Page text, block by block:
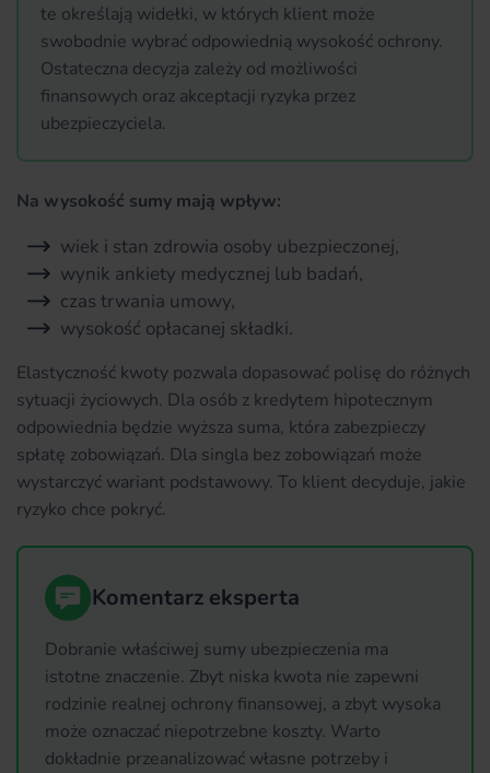
te określają widełki, w których klient może
swobodnie wybrać odpowiednią wysokość ochrony.
Ostateczna decyzja zależy od możliwości
finansowych oraz akceptacji ryzyka przez
ubezpieczyciela.
Na wysokość sumy mają wpływ:
wiek i stan zdrowia osoby ubezpieczonej,
wynik ankiety medycznej lub badań,
czas trwania umowy,
wysokość opłacanej składki.
Elastyczność kwoty pozwala dopasować polisę do różnych
sytuacji życiowych. Dla osób z kredytem hipotecznym
odpowiednia będzie wyższa suma, która zabezpieczy
spłatę zobowiązań. Dla singla bez zobowiązań może
wystarczyć wariant podstawowy. To klient decyduje, jakie
ryzyko chce pokryć.
Komentarz eksperta
Dobranie właściwej sumy ubezpieczenia ma
istotne znaczenie. Zbyt niska kwota nie zapewni
rodzinie realnej ochrony finansowej, a zbyt wysoka
może oznaczać niepotrzebne koszty. Warto
dokładnie przeanalizować własne potrzeby i